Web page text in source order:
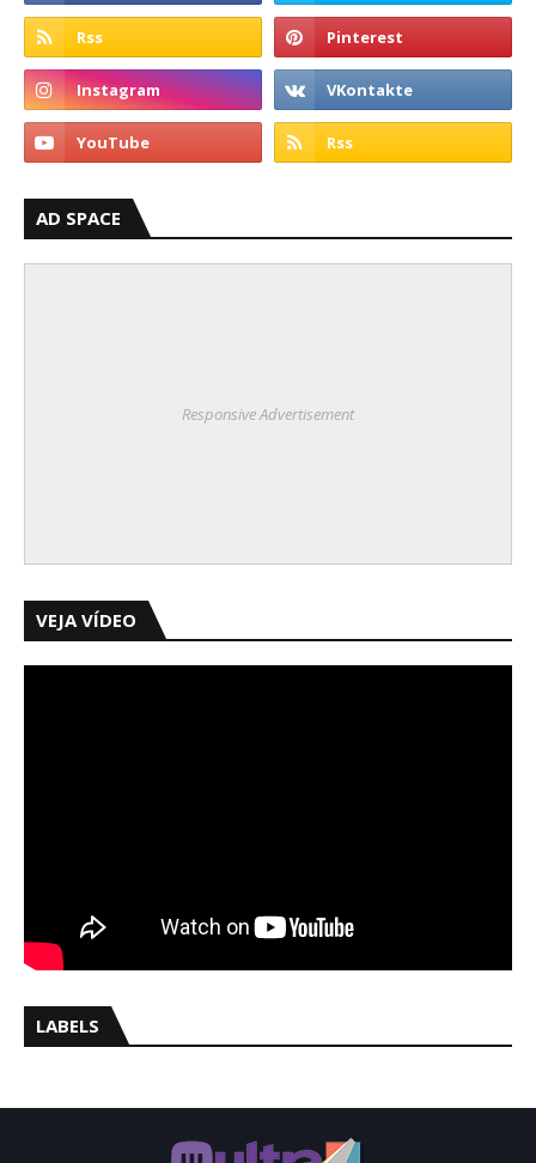
AD SPACE
Responsive Advertisement
VEJA VÍDEO
LABELS